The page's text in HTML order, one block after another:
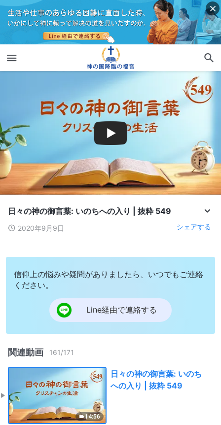
日々の神の御言葉: いのちへの入り | 抜粋 549
2020年9月9日 シェアする
信仰上の悩みや疑問がありましたら、いつでもご連絡
ください。
Line経由で連絡する
関連動画 161/171
14:56
日々の神の御言葉: いのち
への入り | 抜粋 549